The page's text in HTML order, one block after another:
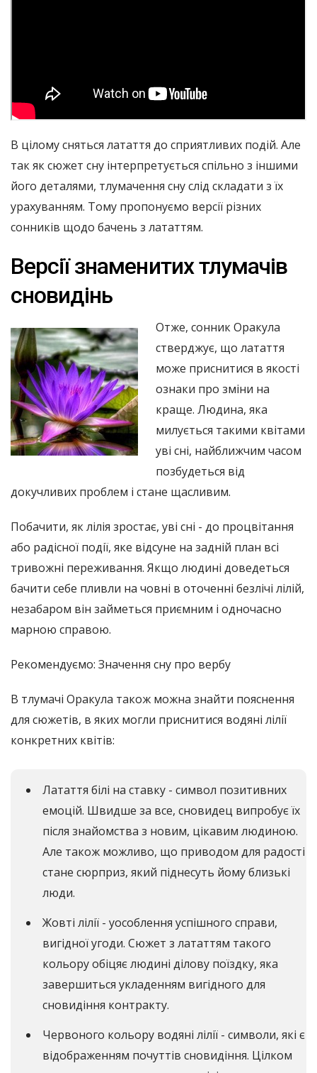
В цілому сняться латаття до сприятливих подій. Але
так як сюжет сну інтерпретується спільно з іншими
його деталями, тлумачення сну слід складати з їх
урахуванням. Тому пропонуємо версії різних
сонників щодо бачень з лататтям.
Версії знаменитих тлумачів
сновидінь
Отже, сонник Оракула
стверджує, що латаття
може приснитися в якості
ознаки про зміни на
краще. Людина, яка
милується такими квітами
уві сні, найближчим часом
позбудеться від
докучливих проблем і стане щасливим.
Побачити, як лілія зростає, уві сні - до процвітання
або радісної події, яке відсуне на задній план всі
тривожні переживання. Якщо людині доведеться
бачити себе пливли на човні в оточенні безлічі лілій,
незабаром він займеться приємним і одночасно
марною справою.
Рекомендуємо: Значення сну про вербу
В тлумачі Оракула також можна знайти пояснення
для сюжетів, в яких могли приснитися водяні лілії
конкретних квітів:
Латаття білі на ставку - символ позитивних
емоцій. Швидше за все, сновидец випробує їх
після знайомства з новим, цікавим людиною.
Але також можливо, що приводом для радості
стане сюрприз, який піднесуть йому близькі
люди.
Жовті лілії - уособлення успішного справи,
вигідної угоди. Сюжет з лататтям такого
кольору обіцяє людині ділову поїздку, яка
завершиться укладенням вигідного для
сновидіння контракту.
Червоного кольору водяні лілії - символи, які є
відображенням почуттів сновидіння. Цілком